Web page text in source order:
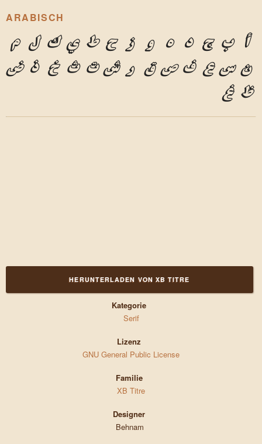
ARABISCH
أ ب ج د ه و ز ح ط ي ك ل م
ن س ع ف ص ق ر ش ت ث خ ذ ض
ظ غ
HERUNTERLADEN VON XB TITRE
Kategorie
Serif
Lizenz
GNU General Public License
Familie
XB Titre
Designer
Behnam